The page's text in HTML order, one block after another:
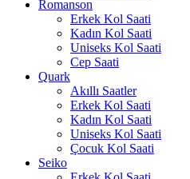
Romanson
Erkek Kol Saati
Kadın Kol Saati
Uniseks Kol Saati
Cep Saati
Quark
Akıllı Saatler
Erkek Kol Saati
Kadın Kol Saati
Uniseks Kol Saati
Çocuk Kol Saati
Seiko